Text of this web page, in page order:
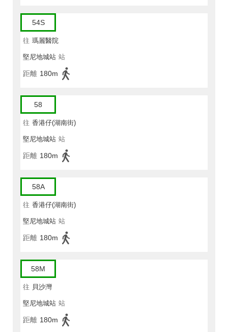
54S
往 瑪麗醫院
堅尼地城站 站
距離 180m
58
往 香港仔(湖南街)
堅尼地城站 站
距離 180m
58A
往 香港仔(湖南街)
堅尼地城站 站
距離 180m
58M
往 貝沙灣
堅尼地城站 站
距離 180m